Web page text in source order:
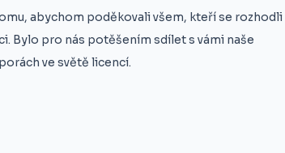
abychom poděkovali všem, kteří se rozhodli
Bylo pro nás potěšením sdílet s vámi naše
ve světě licencí.